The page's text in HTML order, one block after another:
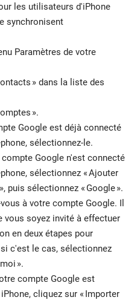
les utilisateurs d'iPhone
synchronisent
Paramètres de votre
» dans la liste des
».
Google est déjà connecté
sélectionnez-le.
compte Google n'est connecté
sélectionnez « Ajouter
puis sélectionnez « Google ».
à votre compte Google. Il
vous soyez invité à effectuer
en deux étapes pour
c'est le cas, sélectionnez
».
compte Google est
cliquez sur « Importer